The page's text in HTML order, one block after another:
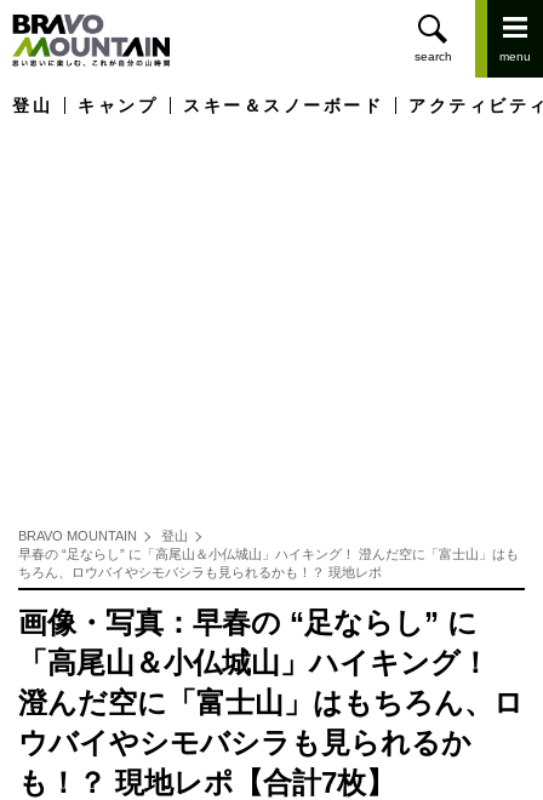
登山 キャンプ スキー＆スノーボード アクティビテ
BRAVO MOUNTAIN
登山
早春の “足ならし” に「高尾山＆小仏城山」ハイキング！ 澄んだ空に「富士山」はも
ちろん、ロウバイやシモバシラも見られるかも！？ 現地レポ
画像・写真：早春の “足ならし” に
「高尾山＆小仏城山」ハイキング！
澄んだ空に「富士山」はもちろん、ロ
ウバイやシモバシラも見られるか
も！？ 現地レポ【合計7枚】